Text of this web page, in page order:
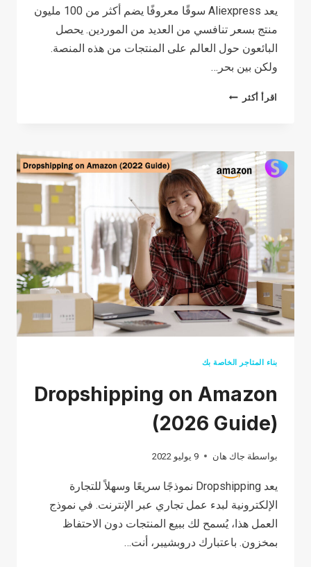
يعد Aliexpress سوقًا معروفًا يضم أكثر من 100 مليون
منتج بسعر تنافسي من العديد من الموردين. يحصل
البائعون حول العالم على المنتجات من هذه المنصة.
ولكن بين بحر…
اقرأ أكثر
HOW
ALIEXPRESS
DROPSHIPPING
CENTER(2026
TUTORIAL)
بناء المتاجر الخاصة بك
Dropshipping on Amazon
(2026 Guide)
بواسطة جاك هان 9 يوليو 2022
يعد Dropshipping نموذجًا سريعًا وسهلاً للتجارة
الإلكترونية لبدء عمل تجاري عبر الإنترنت. في نموذج
العمل هذا، يُسمح لك ببيع المنتجات دون الاحتفاظ
بمخزون. باعتبارك دروبشيبر، أنت…